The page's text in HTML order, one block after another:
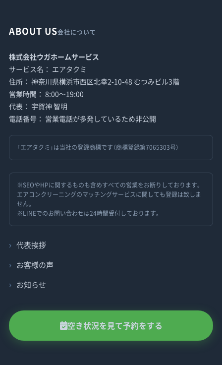
ABOUT US会社について
株式会社ウガホームサービス
サービス名： エアタクミ
住所： 神奈川県横浜市西区北幸2-10-48 むつみビル3階
営業時間： 8:00〜19:00
代表： 宇賀神 智明
電話番号： 営業電話が多発しているため非公開
「エアタクミ」は当社の登録商標です（商標登録第7065303号）
※SEOやHPに関するものも含めすべての営業をお断りしております。
エアコンクリーニングのマッチングサービスに関しても登録は致しま
せん。
※LINEでのお問い合わせは24時間受付しております。
代表挨拶
お客様の声
お知らせ
空き状況を見て予約をする